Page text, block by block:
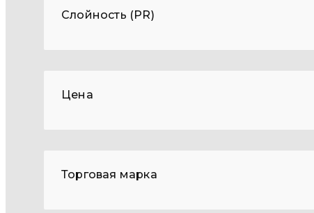
Слойность (PR)
Цена
Торговая марка